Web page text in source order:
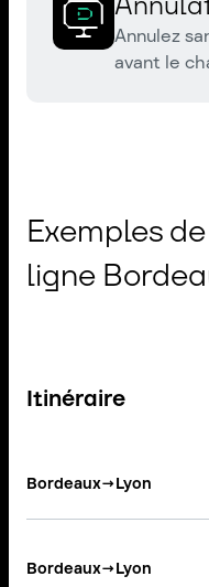
Annulez
avant le
Exemples
ligne
Itinéraire
Bordeaux→Lyon
Bordeaux→Lyon